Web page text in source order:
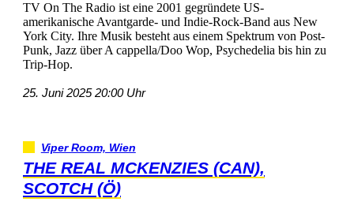
TVOnTheRadioisteine2001gegründeteUS-
amerikanischeAvantgarde-undIndie-Rock-BandausNew
YorkCity.IhreMusikbestehtauseinemSpektrumvonPost-
Punk,JazzüberAcappella/DooWop,Psychedeliabishinzu
Trip-Hop.
25.Juni202520:00Uhr
ViperRoom,Wien
THEREALMCKENZIES(CAN),
SCOTCH(Ö)